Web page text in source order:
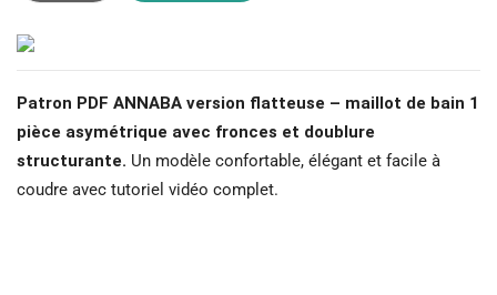
Patron PDF ANNABA version flatteuse – maillot de bain 1
pièce asymétrique avec fronces et doublure
structurante. Un modèle confortable, élégant et facile à
coudre avec tutoriel vidéo complet.